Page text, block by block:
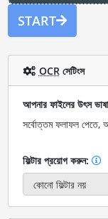
START
OCR সেটিংস
আপনার ফাইলের উৎস ভাষা
সর্বোত্তম ফলাফল পেতে,
ফিল্টার প্রয়োগ করুন: